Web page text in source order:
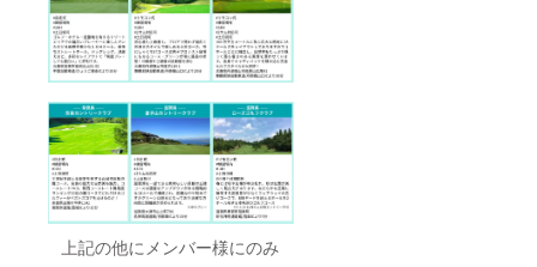
上記の他にメンバー様にのみ